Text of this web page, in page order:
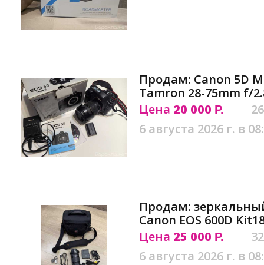
Продам: Canon 5D
Tamron 28-75mm f/
Цена 20 000 Р.
6 августа 2026 г. в
Продам:
Canon EOS 600D
Цена 25 000 Р.
6 августа 2026 г. в